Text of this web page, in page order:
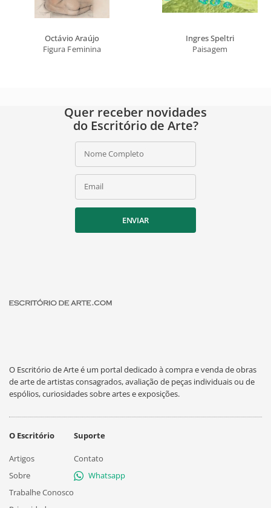
Octávio Araújo
Figura Feminina
Ingres Speltri
Paisagem
Quer receber novidades
do Escritório de Arte?
Nome Completo
Email
ENVIAR
O Escritório de Arte é um portal dedicado à compra e venda de obras
de arte de artistas consagrados, avaliação de peças individuais ou de
espólios, curiosidades sobre artes e exposições.
O Escritório
Artigos
Sobre
Trabalhe Conosco
Suporte
Contato
Whatsapp